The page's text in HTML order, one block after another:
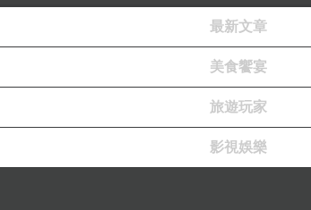
最新文章
美食饗宴
旅遊玩家
影視娛樂